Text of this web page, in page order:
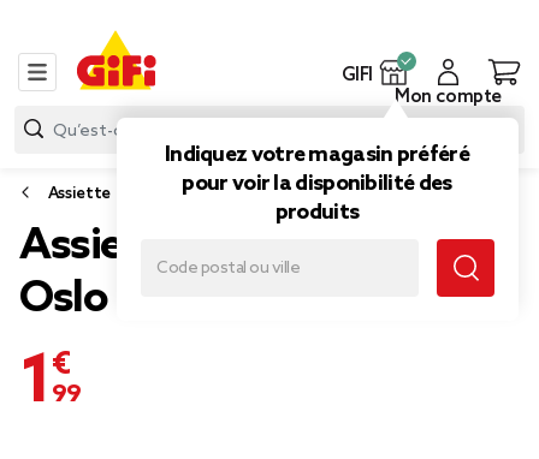
GIFI
Indiquez votre magasin préféré
pour voir la disponibilité des
produits
Mon compte
Assiette
Assiette à dessert ronde
Oslo faïence noire Ø20cm
1,99 €